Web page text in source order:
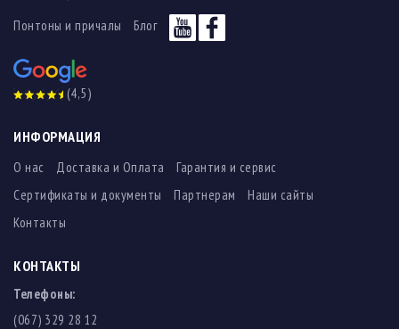
Понтоны и причалы Блог
(4,5)
ИНФОРМАЦИЯ
О нас Доставка и Оплата
Гарантия и сервис
Сертификаты и документы
Партнерам
Наши сайты
Контакты
КОНТАКТЫ
Телефоны:
(067) 329 28 12